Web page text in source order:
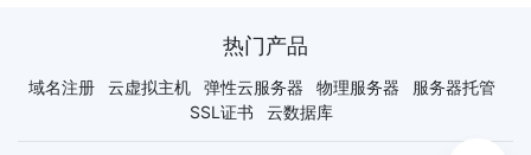
热门产品
域名注册 云虚拟主机 弹性云服务器 物理服务器
服务器托管
SSL证书
云数据库